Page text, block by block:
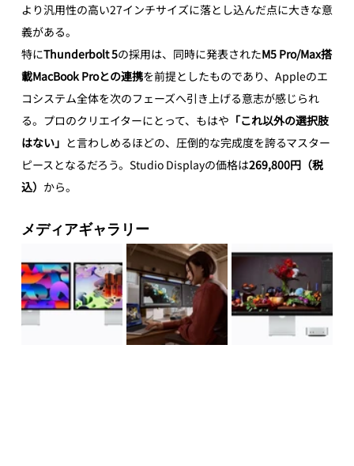
より汎用性の高い27インチサイズに落とし込んだ点に大きな意
義がある。
特にThunderbolt 5の採用は、同時に発表されたM5 Pro/Max搭
載MacBook Proとの連携を前提としたものであり、Appleのエ
コシステム全体を次のフェーズへ引き上げる意志が感じられ
る。プロのクリエイターにとって、もはや 「これ以外の選択肢
はない」 と言わしめるほどの、圧倒的な完成度を誇るマスター
ピースとなるだろう。Studio Displayの価格は269,800円（税
込） から。
メディアギャラリー